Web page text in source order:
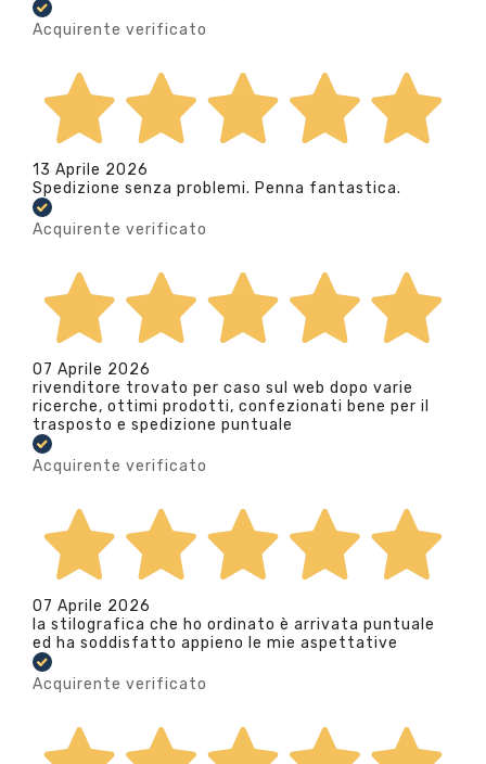
Acquirente verificato
13 Aprile 2026
Spedizione senza problemi. Penna fantastica.
Acquirente verificato
07 Aprile 2026
rivenditore trovato per caso sul web dopo varie
ricerche, ottimi prodotti, confezionati bene per il
trasposto e spedizione puntuale
Acquirente verificato
07 Aprile 2026
la stilografica che ho ordinato è arrivata puntuale
ed ha soddisfatto appieno le mie aspettative
Acquirente verificato